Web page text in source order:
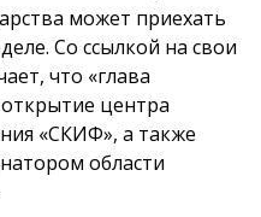
может приехать
Со ссылкой на свои
что «глава
открытие центра
«СКИФ», а также
области